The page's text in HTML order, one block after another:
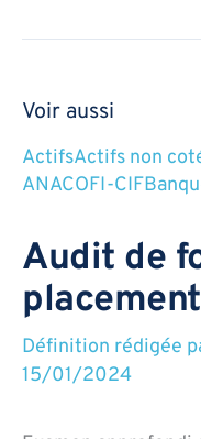
Voir aussi
ActifsActifs non
ANACOFI-CIF
Audit de
placement
Définition rédigée
15/01/2024